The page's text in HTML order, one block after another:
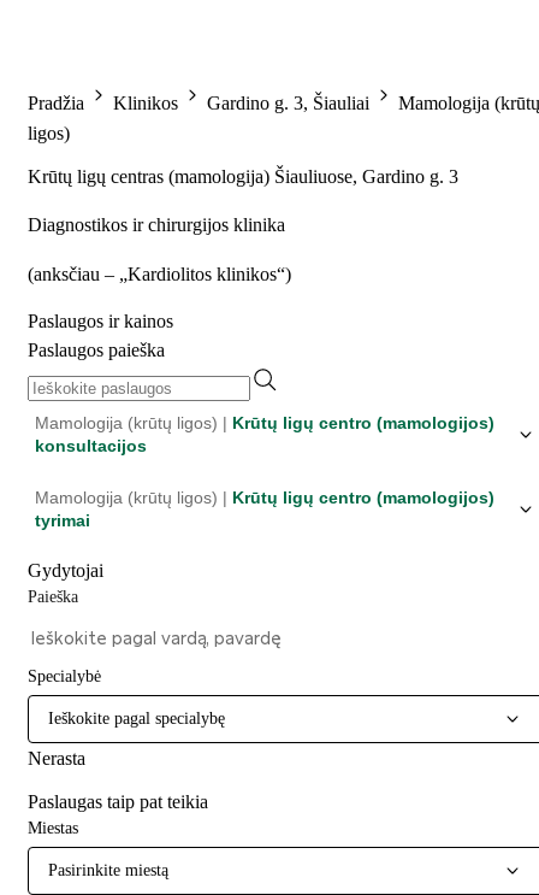
Pradžia Klinikos Gardino g. 3, Šiauliai
Mamologija (krūtų
ligos)
Krūtų ligų centras (mamologija) Šiauliuose, Gardino g. 3
Diagnostikos ir chirurgijos klinika
(anksčiau – „Kardiolitos klinikos“)
Paslaugos ir kainos
Paslaugos paieška
Mamologija (krūtų ligos) | Krūtų ligų centro (mamologijos)
konsultacijos
Mamologija (krūtų ligos) | Krūtų ligų centro (mamologijos)
tyrimai
Gydytojai
Paieška
Specialybė
Ieškokite pagal specialybę
Nerasta
Paslaugas taip pat teikia
Miestas
Pasirinkite miestą